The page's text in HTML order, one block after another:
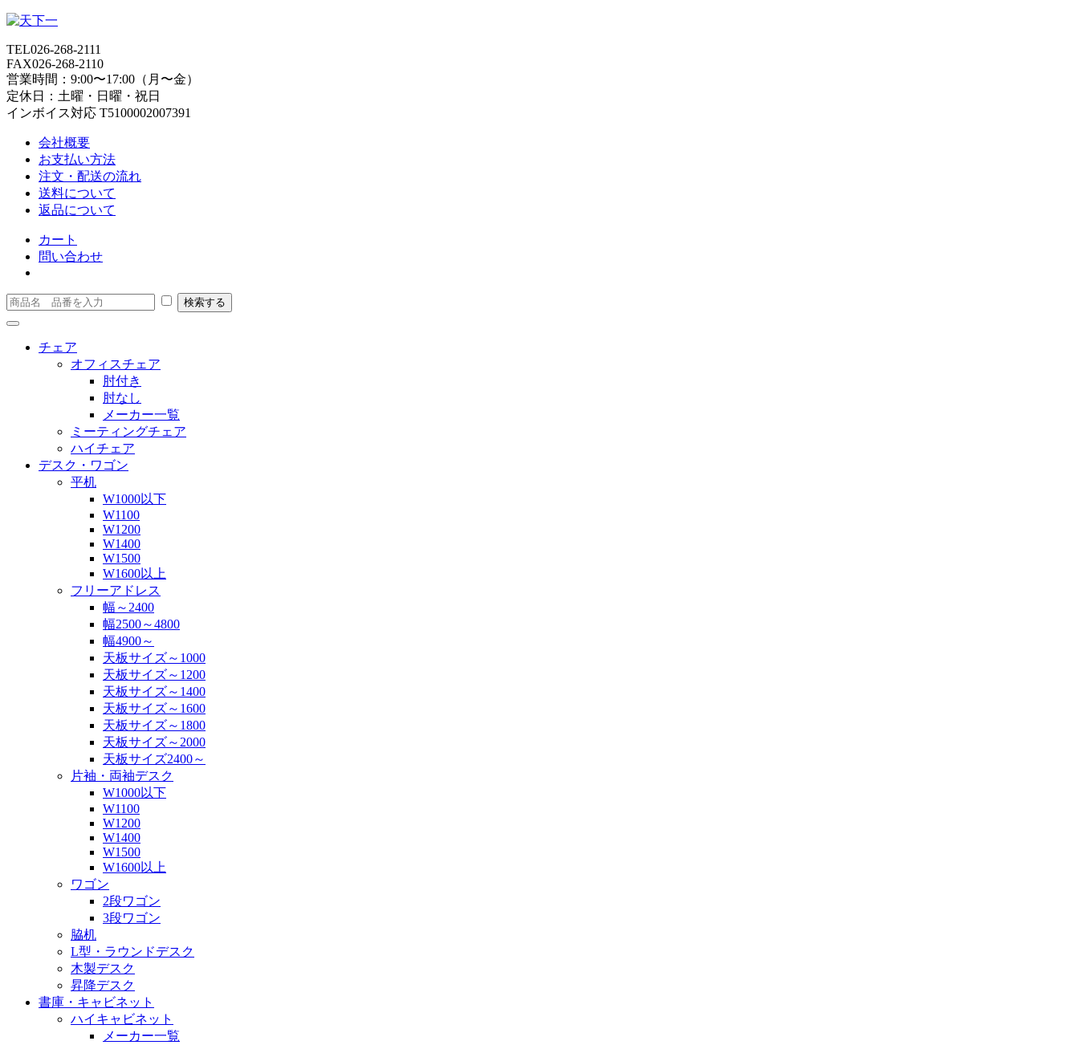
TEL026-268-2111
FAX026-268-2110
営業時間：9:00〜17:00（月〜金）
定休日：土曜・日曜・祝日
インボイス対応 T5100002007391
会社概要
お支払い方法
注文・配送の流れ
送料について
返品について
カート
問い合わせ
チェア
オフィスチェア
肘付き
肘なし
メーカー一覧
ミーティングチェア
ハイチェア
デスク・ワゴン
平机
W1000以下
W1100
W1200
W1400
W1500
W1600以上
フリーアドレス
幅～2400
幅2500～4800
幅4900～
天板サイズ～1000
天板サイズ～1200
天板サイズ～1400
天板サイズ～1600
天板サイズ～1800
天板サイズ～2000
天板サイズ2400～
片袖・両袖デスク
W1000以下
W1100
W1200
W1400
W1500
W1600以上
ワゴン
2段ワゴン
3段ワゴン
脇机
L型・ラウンドデスク
木製デスク
昇降デスク
書庫・キャビネット
ハイキャビネット
メーカー一覧